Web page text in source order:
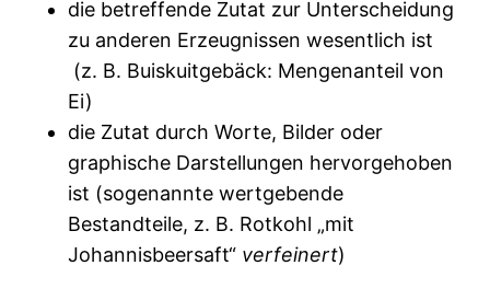
die betreffende Zutat zur Unterscheidung
zu anderen Erzeugnissen wesentlich ist
(z. B. Buiskuitgebäck: Mengenanteil von
Ei)
die Zutat durch Worte, Bilder oder
graphische Darstellungen hervorgehoben
ist (sogenannte wertgebende
Bestandteile, z. B. Rotkohl „mit
Johannisbeersaft“ verfeinert)